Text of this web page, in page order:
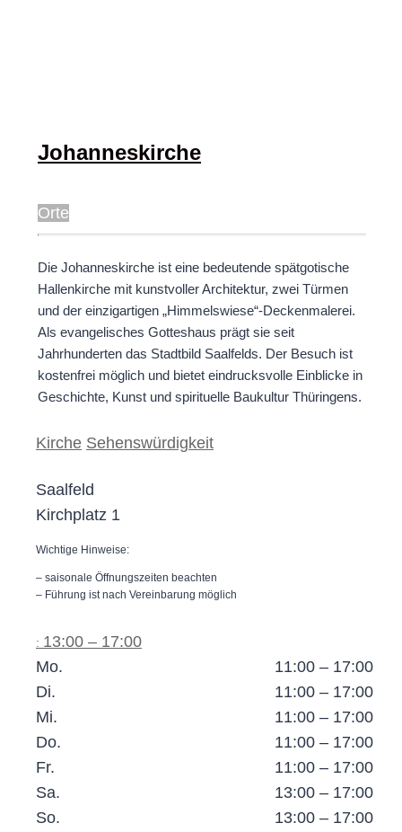
Johanneskirche
Orte
Die Johanneskirche ist eine bedeutende spätgotische
Hallenkirche mit kunstvoller Architektur, zwei Türmen
und der einzigartigen „Himmelswiese“-Deckenmalerei.
Als evangelisches Gotteshaus prägt sie seit
Jahrhunderten das Stadtbild Saalfelds. Der Besuch ist
kostenfrei möglich und bietet eindrucksvolle Einblicke in
Geschichte, Kunst und spirituelle Baukultur Thüringens.
Kirche Sehenswürdigkeit
Saalfeld
Kirchplatz 1
Wichtige Hinweise:
– saisonale Öffnungszeiten beachten
– Führung ist nach Vereinbarung möglich
: 13:00 – 17:00
Mo.
11:00 – 17:00
Di.
11:00 – 17:00
Mi.
11:00 – 17:00
Do.
11:00 – 17:00
Fr.
11:00 – 17:00
Sa.
13:00 – 17:00
So.
13:00 – 17:00